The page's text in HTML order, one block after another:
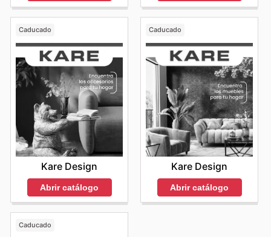
Caducado
Kare Design
Abrir catálogo
Caducado
Kare Design
Abrir catálogo
Caducado